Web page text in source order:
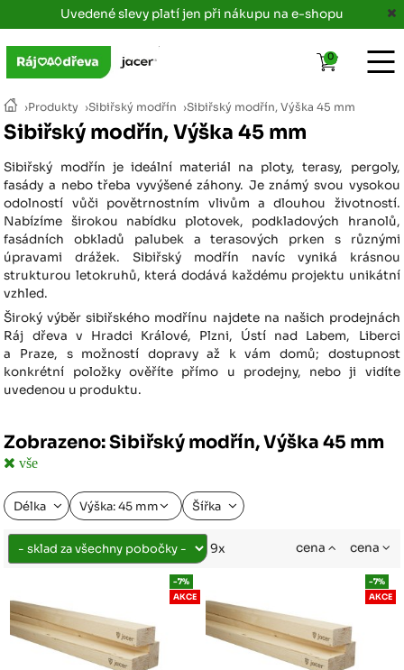
Uvedené slevy platí jen při nákupu na e-shopu
›Produkty ›Sibiřský modřín ›Sibiřský modřín, Výška 45 mm
Sibiřský modřín, Výška 45 mm
Sibiřský modřín je ideální materiál na ploty, terasy, pergoly,
fasády a nebo třeba vyvýšené záhony. Je známý svou vysokou
odolností vůči povětrnostním vlivům a dlouhou životností.
Nabízíme širokou nabídku plotovek, podkladových hranolů,
fasádních obkladů palubek a terasových prken s různými
úpravami drážek. Sibiřský modřín navíc vyniká krásnou
strukturou letokruhů, která dodává každému projektu unikátní
vzhled.
Široký výběr sibiřského modřínu najdete na našich prodejnách
Ráj dřeva v Hradci Králové, Plzni, Ústí nad Labem, Liberci
a Praze, s možností dopravy až k vám domů; dostupnost
konkrétní položky ověříte přímo u prodejny, nebo ji vidíte
uvedenou u produktu.
Zobrazeno: Sibiřský modřín, Výška 45 mm
vše
Délka Výška: 45 mm Šířka
9x cena cena
-7%
AKCE
-7%
AKCE
0